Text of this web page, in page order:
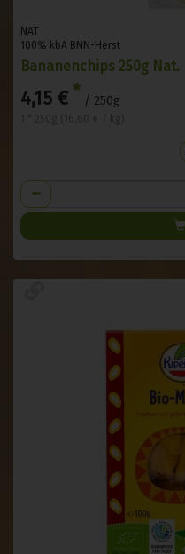
NAT
100% kbA BNN-Herst
Bananenchips 250g Nat.
4,15 € * / 250g
Anzahl